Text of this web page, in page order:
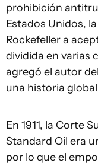
prohibición
Estados Unidos,
Rockefeller a
dividida en varias
agregó el autor
una historia
En 1911, la Corte
Standard Oil era
por lo que el